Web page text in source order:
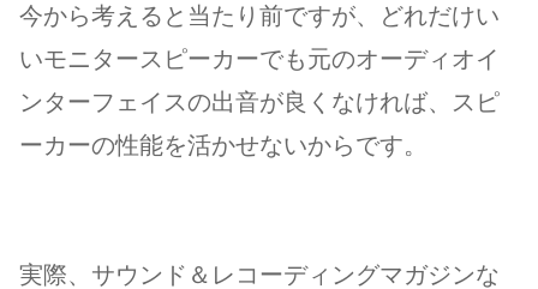
今から考えると当たり前ですが、どれだけい
いモニタースピーカーでも元のオーディオイ
ンターフェイスの出音が良くなければ、スピ
ーカーの性能を活かせないからです。
実際、サウンド＆レコーディングマガジンな